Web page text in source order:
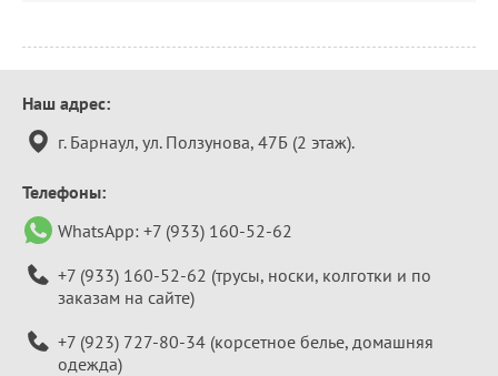
Контактная
информация
Наш адрес:
г. Барнаул, ул. Ползунова, 47Б (2 этаж).
Телефоны:
WhatsApp: +7 (933) 160-52-62
+7 (933) 160-52-62 (трусы, носки, колготки и по
заказам на сайте)
+7 (923) 727-80-34 (корсетное белье, домашняя
одежда)